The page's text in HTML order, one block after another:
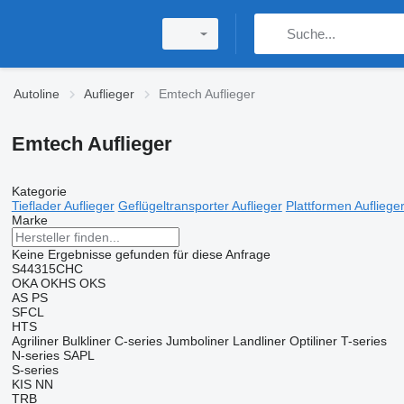
Autoline Auflieger Emtech Auflieger
Emtech Auflieger
Kategorie
Tieflader Auflieger Geflügeltransporter Auflieger Plattformen Auflieger
Marke
Keine Ergebnisse gefunden für diese Anfrage
S44315CHC
OKA OKHS OKS
AS PS
SFCL
HTS
Agriliner Bulkliner C-series Jumboliner Landliner Optiliner T-series
N-series SAPL
S-series
KIS NN
TRB